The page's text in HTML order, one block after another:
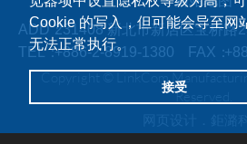
Cookie 的写入，但可能会导至网
无法正常执行。
接受
ADD：231408 新北市新店区宝桥路
TEL：+886-2-8919-1380 FAX：
Copyright © LinkCom
Reserved.